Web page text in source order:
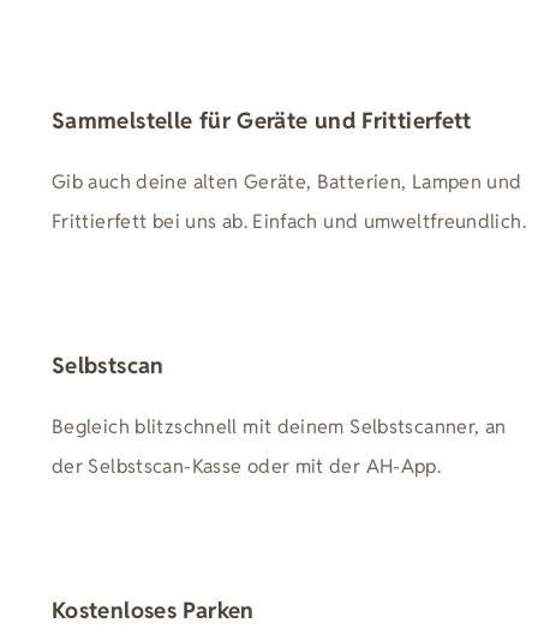
Sammelstelle für Geräte und Frittierfett
Gib auch deine alten Geräte, Batterien, Lampen und
Frittierfett bei uns ab. Einfach und umweltfreundlich.
Selbstscan
Begleich blitzschnell mit deinem Selbstscanner, an
der Selbstscan-Kasse oder mit der AH-App.
Kostenloses Parken